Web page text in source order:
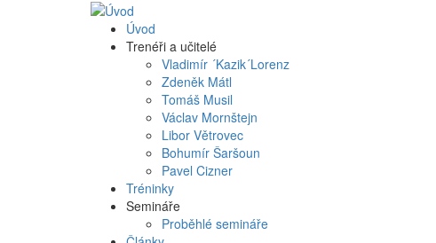
Úvod
Trenéři a učitelé
Vladimír ´Kazik´Lorenz
Zdeněk Mátl
Tomáš Musil
Václav Mornštejn
Libor Větrovec
Bohumír Šaršoun
Pavel Cizner
Tréninky
Semináře
Proběhlé semináře